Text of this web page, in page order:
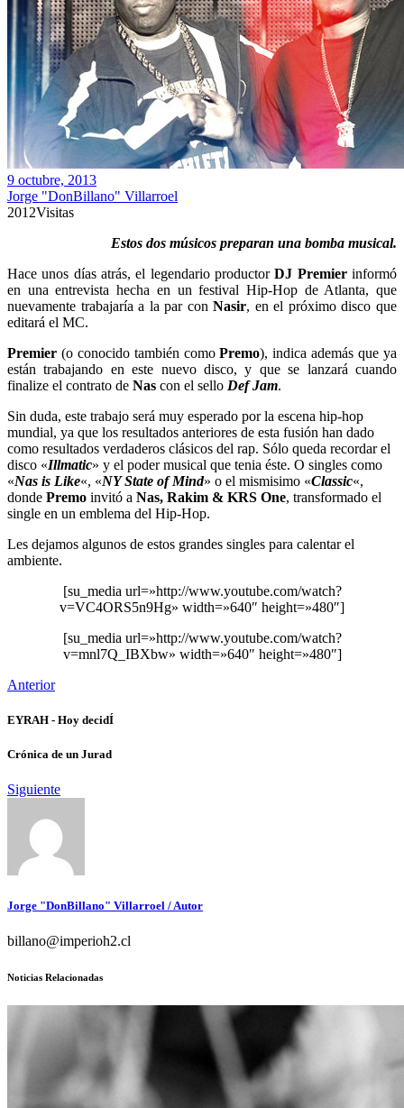
9 octubre, 2013
Jorge "DonBillano" Villarroel
2012Visitas
Estos dos músicos preparan una bomba musical.
Hace unos días atrás, el legendario productorDJ Premierinformó
en una entrevista hecha en un festival Hip-Hop de Atlanta, que
nuevamente trabajaría a la par conNasir, en el próximo disco que
editará el MC.
Premier (o conocido también comoPremo), indica además que ya
están trabajando en este nuevo disco, y que se lanzará cuando
finalize el contrato de Nas con el sello Def Jam.
Sin duda, este trabajo será muy esperado por la escena hip-hop
mundial, ya que los resultados anteriores de esta fusión han dado
como resultados verdaderos clásicos del rap. Sólo queda recordar el
disco «Illmatic» y el poder musical que tenia éste. O singles como
«Nas is Like«, «NY State of Mind» o el mismisimo «Classic«,
donde Premo invitó a Nas, Rakim & KRS One, transformado el
single en un emblema del Hip-Hop.
Les dejamos algunos de estos grandes singles para calentar el
ambiente.
[su_media url=»http://www.youtube.com/watch?
v=VC4ORS5n9Hg» width=»640″ height=»480″]
[su_media url=»http://www.youtube.com/watch?
v=mnl7Q_IBXbw» width=»640″ height=»480″]
Anterior
EYRAH - Hoy decidÍ
Crónica de un Jurad
Siguiente
Jorge "DonBillano" Villarroel / Autor
billano@imperioh2.cl
Noticias Relacionadas